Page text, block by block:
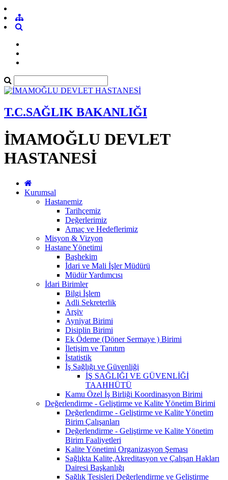
T.C.SAĞLIK BAKANLIĞI
İMAMOĞLU DEVLET
HASTANESİ
Kurumsal
Hastanemiz
Tarihçemiz
Değerlerimiz
Amaç ve Hedeflerimiz
Misyon & Vizyon
Hastane Yönetimi
Başhekim
İdari ve Mali İşler Müdürü
Müdür Yardımcısı
İdari Birimler
Bilgi İşlem
Adli Sekreterlik
Arşiv
Ayniyat Birimi
Disiplin Birimi
Ek Ödeme (Döner Sermaye ) Birimi
İletişim ve Tanıtım
İstatistik
İş Sağlığı ve Güvenliği
İŞ SAĞLIĞI VE GÜVENLİĞİ
TAAHHÜTÜ
Kamu Özel İş Birliği Koordinasyon Birimi
Değerlendirme - Geliştirme ve Kalite Yönetim Birimi
Değerlendirme - Geliştirme ve Kalite Yönetim
Birim Çalışanları
Değerlendirme - Geliştirme ve Kalite Yönetim
Birim Faaliyetleri
Kalite Yönetimi Organizasyon Şeması
Sağlıkta Kalite,Akreditasyon ve Çalışan Hakları
Dairesi Başkanlığı
Sağlık Tesisleri Değerlendirme ve Geliştirme